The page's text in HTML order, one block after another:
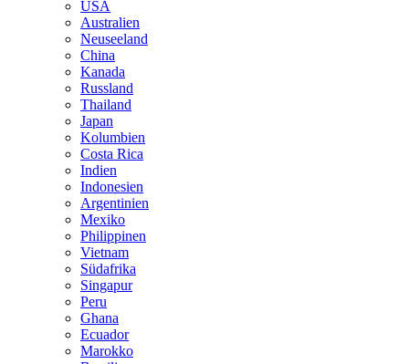
USA
Australien
Neuseeland
China
Kanada
Russland
Thailand
Japan
Kolumbien
Costa Rica
Indien
Indonesien
Argentinien
Mexiko
Philippinen
Vietnam
Südafrika
Singapur
Peru
Ghana
Ecuador
Marokko